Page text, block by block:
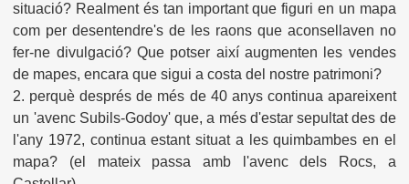
situació? Realment és tan important que figuri en un mapa
com per desentendre's de les raons que aconsellaven no
fer-ne divulgació? Que potser així augmenten les vendes
de mapes, encara que sigui a costa del nostre patrimoni?
2. perquè després de més de 40 anys continua apareixent
un 'avenc Subils-Godoy' que, a més d'estar sepultat des de
l'any 1972, continua estant situat a les quimbambes en el
mapa? (el mateix passa amb l'avenc dels Rocs, a